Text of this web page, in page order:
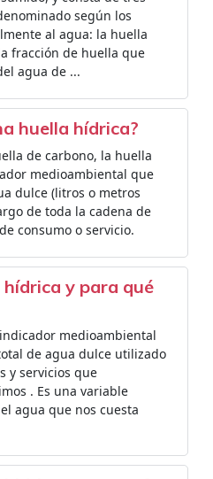
según los
al agua: la huella
fracción de huella que
agua de ...
huella hídrica?
de carbono, la huella
medioambiental que
dulce (litros o metros
de toda la cadena de
consumo o servicio.
hídrica y para qué
medioambiental
de agua dulce utilizado
y servicios que
. Es una variable
agua que nos cuesta